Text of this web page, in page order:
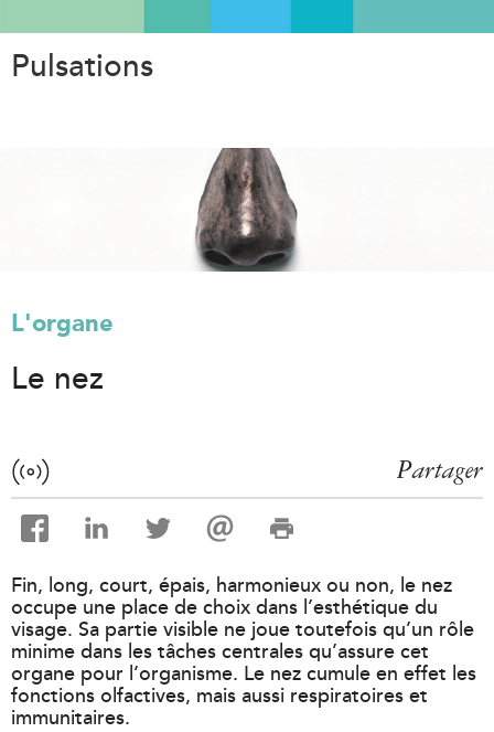
Pulsations
L'organe
Le nez
Partager
Fin, long, court, épais, harmonieux ou non, le nez
occupe une place de choix dans l’esthétique du
visage. Sa partie visible ne joue toutefois qu’un rôle
minime dans les tâches centrales qu’assure cet
organe pour l’organisme. Le nez cumule en effet les
fonctions olfactives, mais aussi respiratoires et
immunitaires.